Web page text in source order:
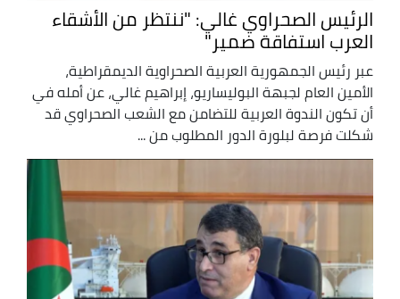
الرئيس الصحراوي غالي: "ننتظر من الأشقاء
العرب استفاقة ضمير"
عبر رئيس الجمهورية العربية الصحراوية الديمقراطية،
الأمين العام لجبهة البوليساريو، إبراهيم غالي، عن أمله في
أن تكون الندوة العربية للتضامن مع الشعب الصحراوي قد
شكلت فرصة لبلورة الدور المطلوب من ...